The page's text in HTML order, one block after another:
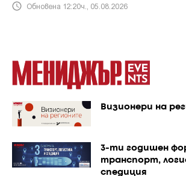
Обновена 12:20ч., 05.08.2026
Визионери на
3-ти годишен
транспорт,
спедиция